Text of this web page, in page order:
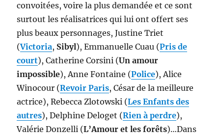
convoitées, voire la plus demandée et ce sont
surtout les réalisatrices qui lui ont offert ses
plus beaux personnages, Justine Triet
(Victoria, Sibyl), Emmanuelle Cuau (Pris de
court), Catherine Corsini (Un amour
impossible), Anne Fontaine (Police), Alice
Winocour (Revoir Paris, César de la meilleure
actrice), Rebecca Zlotowski (Les Enfants des
autres), Delphine Deloget (Rien à perdre),
Valérie Donzelli (L’Amour et les forêts)…Dans